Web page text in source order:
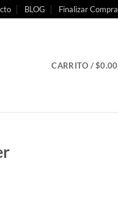
BLOG Finalizar Compra
CARRITO /$0.00